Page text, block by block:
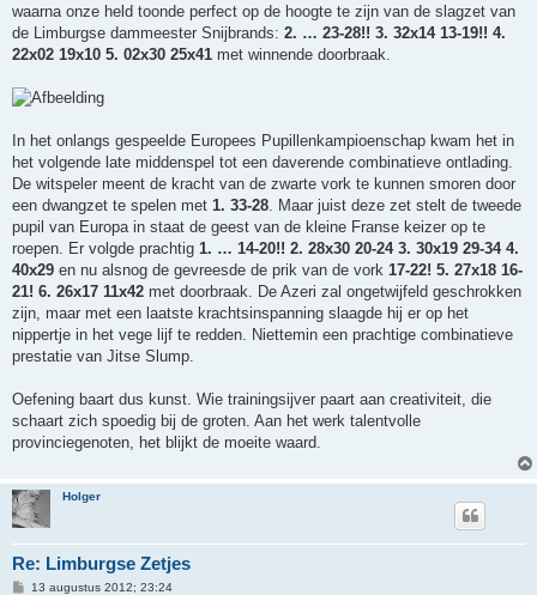
waarna onze held toonde perfect op de hoogte te zijn van de slagzet van
de Limburgse dammeester Snijbrands: 2. … 23-28!! 3. 32x14 13-19!! 4.
22x02 19x10 5. 02x30 25x41 met winnende doorbraak.
In het onlangs gespeelde Europees Pupillenkampioenschap kwam het in
het volgende late middenspel tot een daverende combinatieve ontlading.
De witspeler meent de kracht van de zwarte vork te kunnen smoren door
een dwangzet te spelen met 1. 33-28. Maar juist deze zet stelt de tweede
pupil van Europa in staat de geest van de kleine Franse keizer op te
roepen. Er volgde prachtig 1. … 14-20!! 2. 28x30 20-24 3. 30x19 29-34 4.
40x29 en nu alsnog de gevreesde de prik van de vork 17-22! 5. 27x18 16-
21! 6. 26x17 11x42 met doorbraak. De Azeri zal ongetwijfeld geschrokken
zijn, maar met een laatste krachtsinspanning slaagde hij er op het
nippertje in het vege lijf te redden. Niettemin een prachtige combinatieve
prestatie van Jitse Slump.
Oefening baart dus kunst. Wie trainingsijver paart aan creativiteit, die
schaart zich spoedig bij de groten. Aan het werk talentvolle
provinciegenoten, het blijkt de moeite waard.
Holger
Re: Limburgse Zetjes
B13 augustus 2012; 23:24